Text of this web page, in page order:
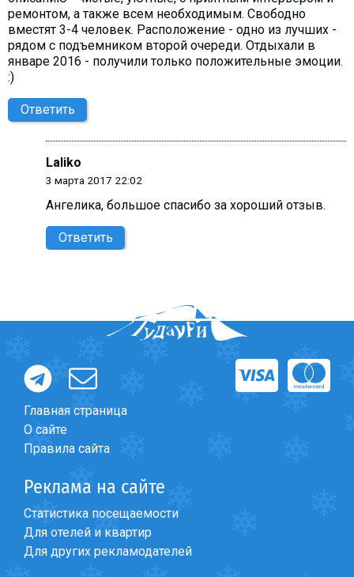
ремонтом, а также всем необходимым. Свободно
вместят 3-4 человек. Расположение - одно из лучших -
рядом с подъемником второй очереди. Отдыхали в
январе 2016 - получили только положительные эмоции.
:)
Ответить
Laliko
3 марта 2017 22:02
Ангелика, большое спасибо за хороший отзыв.
Ответить
Главная страница
О сайте
Правила сайта
Реклама на сайте
Статистика посещаемости
Для отелей и квартир
Для других рекламодателей